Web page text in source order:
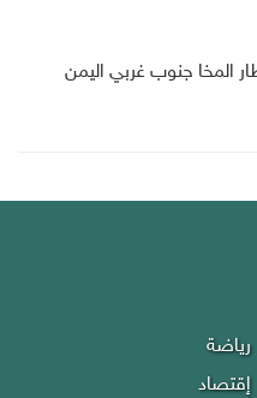
المخا جنوب غربي اليمن
رياضة
إقتصاد